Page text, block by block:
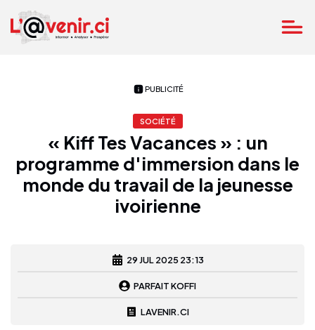
PUBLICITÉ
SOCIÉTÉ
« Kiff Tes Vacances » : un
programme d'immersion dans le
monde du travail de la jeunesse
ivoirienne
29 JUL 2025 23:13
PARFAIT KOFFI
LAVENIR.CI